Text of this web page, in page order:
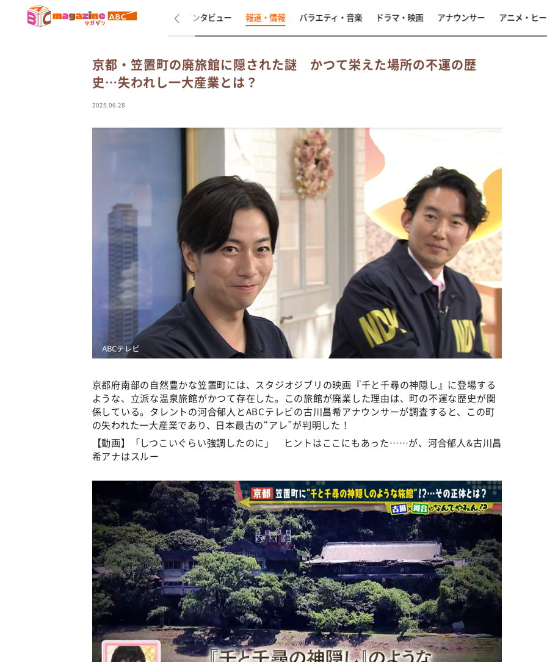
インタビュー 報道・情報 バラエティ・音楽 ドラマ・映画 アナウンサー アニメ・ヒ
京都・笠置町の廃旅館に隠された謎 かつて栄えた場所の不運の歴
史…失われし一大産業とは？
2025.06.28
京都府南部の自然豊かな笠置町には、スタジオジブリの映画『千と千尋の神隠し』に登場する
ような、立派な温泉旅館がかつて存在した。この旅館が廃業した理由は、町の不運な歴史が関
係している。タレントの河合郁人とABCテレビの古川昌希アナウンサーが調査すると、この町
の失われた一大産業であり、日本最古の“アレ”が判明した！
【動画】「しつこいぐらい強調したのに」 ヒントはここにもあった……が、河合郁人&古川昌
希アナはスルー